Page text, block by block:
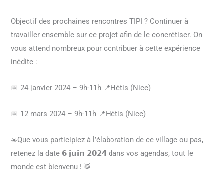
Objectif des prochaines rencontres TIPI ? Continuer à
travailler ensemble sur ce projet afin de le concrétiser. On
vous attend nombreux pour contribuer à cette expérience
inédite :
📅 24 janvier 2024 – 9h-11h 📍Hétis (Nice)
📅 12 mars 2024 – 9h-11h 📍Hétis (Nice)
☀️Que vous participiez à l’élaboration de ce village ou pas,
retenez la date 𝟲 𝗷𝘂𝗶𝗻 𝟮𝟬𝟮𝟰 dans vos agendas, tout le
monde est bienvenu ! 🥁